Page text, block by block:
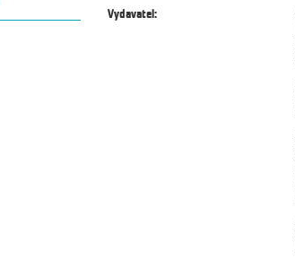
Vydavatel: